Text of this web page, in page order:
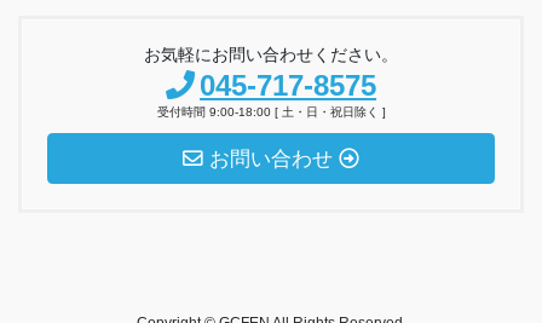
お気軽にお問い合わせください。
045-717-8575
受付時間 9:00-18:00 [ 土・日・祝日除く ]
お問い合わせ